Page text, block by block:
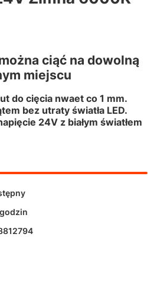
ciąć na dowolną
miejscu
do cięcia nwaet co 1 mm.
bez utraty światła LED.
24V z białym światłem